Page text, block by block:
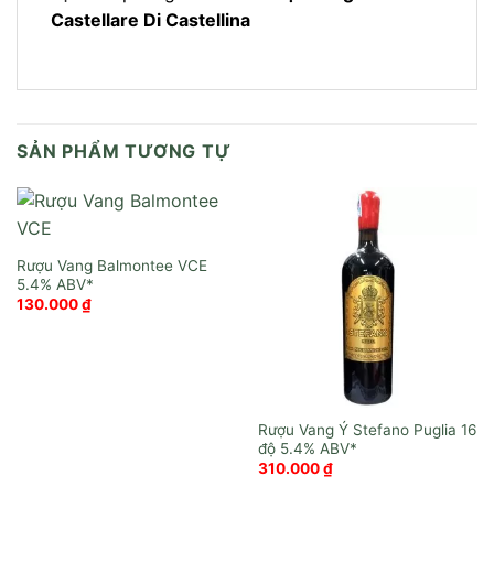
Castellare Di Castellina
SẢN PHẨM TƯƠNG TỰ
Rượu Vang Balmontee VCE
130.000₫
Rượu Vang Ý Stefano Puglia 16
độ
310.000₫